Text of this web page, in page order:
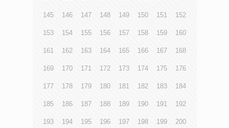
145 146 147 148 149 150 151 152
153 154 155 156 157 158 159 160
161 162 163 164 165 166 167 168
169 170 171 172 173 174 175 176
177 178 179 180 181 182 183 184
185 186 187 188 189 190 191 192
193 194 195 196 197 198 199 200